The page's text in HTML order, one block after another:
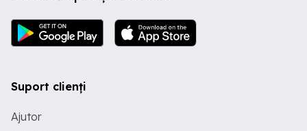
iese din tiparele cotidianului.
Suport clienți
Ajutor